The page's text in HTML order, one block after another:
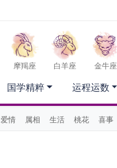
摩羯座 白羊座 金牛座
爱情 属相 生活 桃花 喜事
国学精粹 运程运数